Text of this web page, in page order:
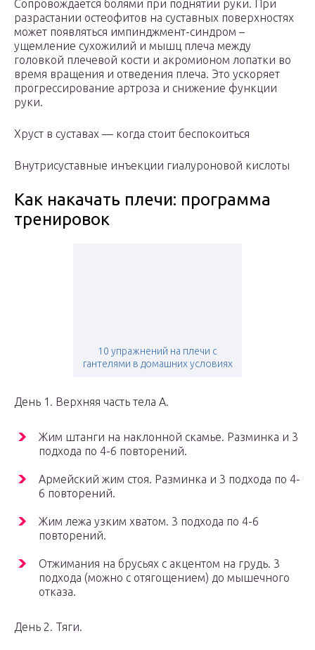
Сопровождается болями при поднятии руки. При
разрастании остеофитов на суставных поверхностях
может появляться импинджмент-синдром –
ущемление сухожилий и мышц плеча между
головкой плечевой кости и акромионом лопатки во
время вращения и отведения плеча. Это ускоряет
прогрессирование артроза и снижение функции
руки.
Хруст в суставах — когда стоит беспокоиться
Внутрисуставные инъекции гиалуроновой кислоты
Как накачать плечи: программа
тренировок
10 упражнений на плечи с
гантелями в домашних условиях
День 1. Верхняя часть тела А.
Жим штанги на наклонной скамье. Разминка и 3
подхода по 4-6 повторений.
Армейский жим стоя. Разминка и 3 подхода по 4-
6 повторений.
Жим лежа узким хватом. 3 подхода по 4-6
повторений.
Отжимания на брусьях с акцентом на грудь. 3
подхода (можно с отягощением) до мышечного
отказа.
День 2. Тяги.